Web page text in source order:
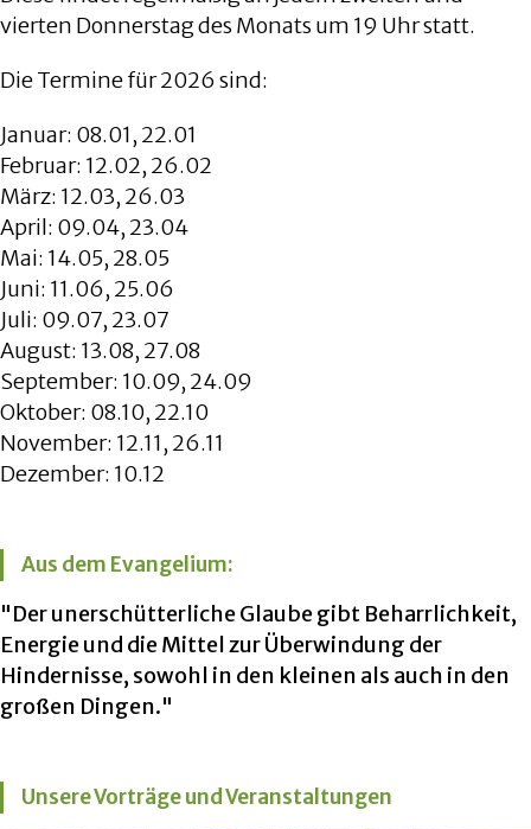
vierten Donnerstag des Monats um 19 Uhr statt.
Die Termine für 2026 sind:
Januar: 08.01, 22.01
Februar: 12.02, 26.02
März: 12.03, 26.03
April: 09.04, 23.04
Mai: 14.05, 28.05
Juni: 11.06, 25.06
Juli: 09.07, 23.07
August: 13.08, 27.08
September: 10.09, 24.09
Oktober: 08.10, 22.10
November: 12.11, 26.11
Dezember: 10.12
Aus dem Evangelium:
"Der unerschütterliche Glaube gibt Beharrlichkeit,
Energie und die Mittel zur Überwindung der
Hindernisse, sowohl in den kleinen als auch in den
großen Dingen."
Unsere Vorträge und Veranstaltungen